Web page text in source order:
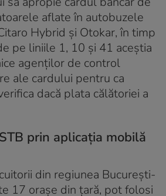
aflate în autobuzele
Hybrid și Otokar, în timp
pe liniile 1, 10 și 41 aceștia
agenților de control
ale cardului pentru ca
dacă plata călătoriei a
prin aplicația mobilă
din regiunea București-
17 orașe din țară, pot folosi